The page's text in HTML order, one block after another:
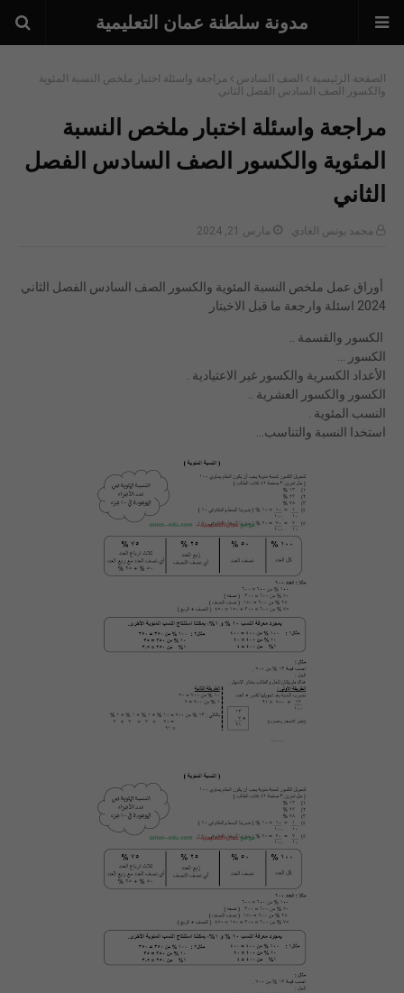
مدونة سلطنة عمان التعليمية
الصفحة الرئيسية الصف السادس
مراجعة واسئلة اختبار ملخص النسبة المئوية
والكسور الصف السادس الفصل الثاني
مراجعة واسئلة اختبار ملخص النسبة
المئوية والكسور الصف السادس الفصل
الثاني
محمد يونس الغادي مارس 21, 2024
أوراق عمل ملخص النسبة المئوية والكسور الصف السادس الفصل الثاني
2024 اسئلة وارجعة ما قبل الاخبتار
الكسور والقسمة ..
الكسور ...
الأعداد الكسرية والكسور غير الاعتيادية .
الكسور والكسور العشرية ..
النسب المئوية .
استخدا النسبة والتناسب...